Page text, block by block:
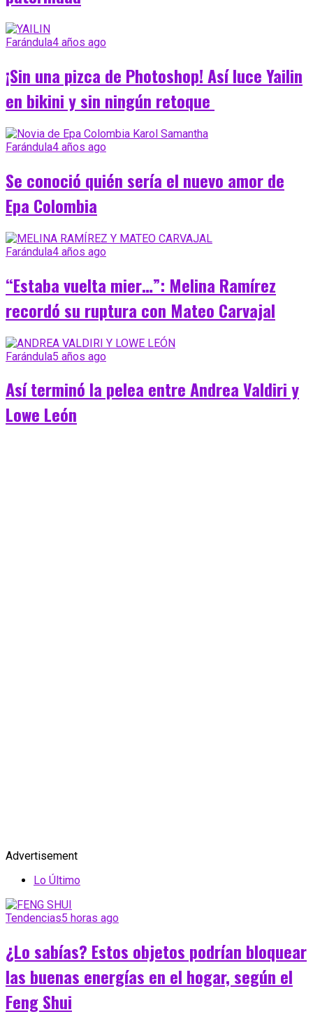
Farándula4 años ago
¡Sin una pizca de Photoshop! Así luce Yailin
en bikini y sin ningún retoque
Farándula4 años ago
Se conoció quién sería el nuevo amor de
Epa Colombia
Farándula4 años ago
“Estaba vuelta mier…”: Melina Ramírez
recordó su ruptura con Mateo Carvajal
Farándula5 años ago
Así terminó la pelea entre Andrea Valdiri y
Lowe León
Advertisement
Lo Último
Tendencias5 horas ago
¿Lo sabías? Estos objetos podrían bloquear
las buenas energías en el hogar, según el
Feng Shui